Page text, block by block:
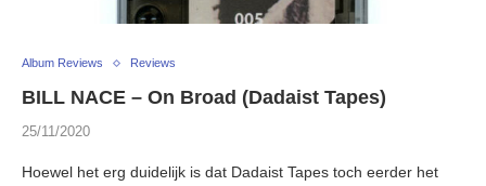
Album Reviews Reviews
BILL NACE – On Broad (Dadaist Tapes)
25/11/2020
Hoewel het erg duidelijk is dat Dadaist Tapes toch eerder het